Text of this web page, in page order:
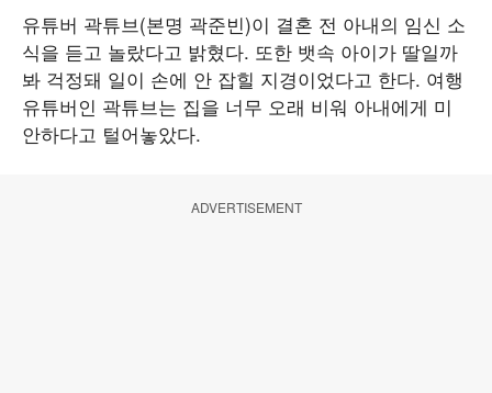
유튜버 곽튜브(본명 곽준빈)이 결혼 전 아내의 임신 소
식을 듣고 놀랐다고 밝혔다. 또한 뱃속 아이가 딸일까
봐 걱정돼 일이 손에 안 잡힐 지경이었다고 한다. 여행
유튜버인 곽튜브는 집을 너무 오래 비워 아내에게 미
안하다고 털어놓았다.
ADVERTISEMENT